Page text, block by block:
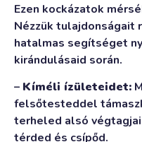
Ezen kockázatok
Nézzük tulajdonságait
hatalmas segítséget
kirándulásaid során.
– Kíméli ízületeidet:
felsőtesteddel
terheled alsó
térded és csípőd.